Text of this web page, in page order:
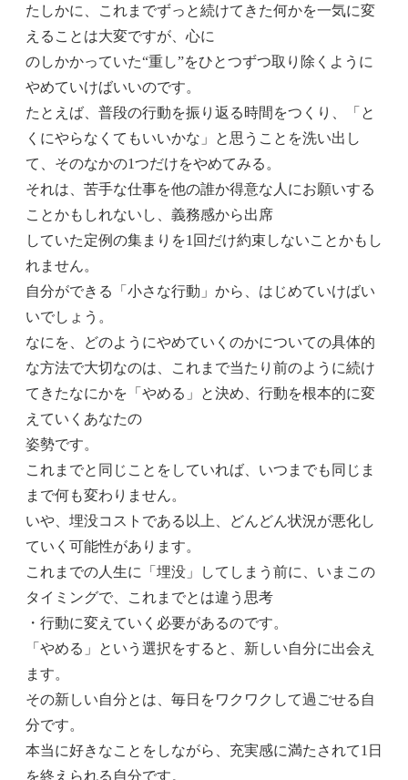
たしかに、これまでずっと続けてきた何かを一気に変
えることは大変ですが、心に
のしかかっていた“重し”をひとつずつ取り除くように
やめていけばいいのです。
たとえば、普段の行動を振り返る時間をつくり、「と
くにやらなくてもいいかな」と思うことを洗い出し
て、そのなかの1つだけをやめてみる。
それは、苦手な仕事を他の誰か得意な人にお願いする
ことかもしれないし、義務感から出席
していた定例の集まりを1回だけ約束しないことかもし
れません。
自分ができる「小さな行動」から、はじめていけばい
いでしょう。
なにを、どのようにやめていくのかについての具体的
な方法で大切なのは、これまで当たり前のように続け
てきたなにかを「やめる」と決め、行動を根本的に変
えていくあなたの
姿勢です。
これまでと同じことをしていれば、いつまでも同じま
まで何も変わりません。
いや、埋没コストである以上、どんどん状況が悪化し
ていく可能性があります。
これまでの人生に「埋没」してしまう前に、いまこの
タイミングで、これまでとは違う思考
・行動に変えていく必要があるのです。
「やめる」という選択をすると、新しい自分に出会え
ます。
その新しい自分とは、毎日をワクワクして過ごせる自
分です。
本当に好きなことをしながら、充実感に満たされて1日
を終えられる自分です。